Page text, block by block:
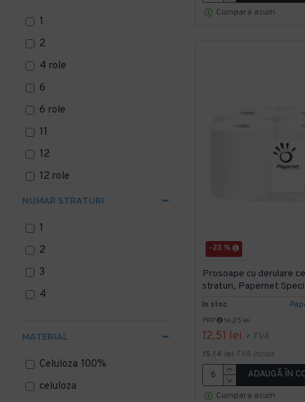
1
2
4 role
6
6 role
11
12
12 role
1333
NUMAR STRATURI
1
2
3
4
MATERIAL
Celuloza 100%
celuloza
Cumpara acum
-23 %
In stoc
Prosoape cu derulare
straturi, Papernet
PRP 16,25 lei
12,51 lei + TVA
15,14 lei TVA inclus
ADAUGĂ ÎN
Cumpara acum